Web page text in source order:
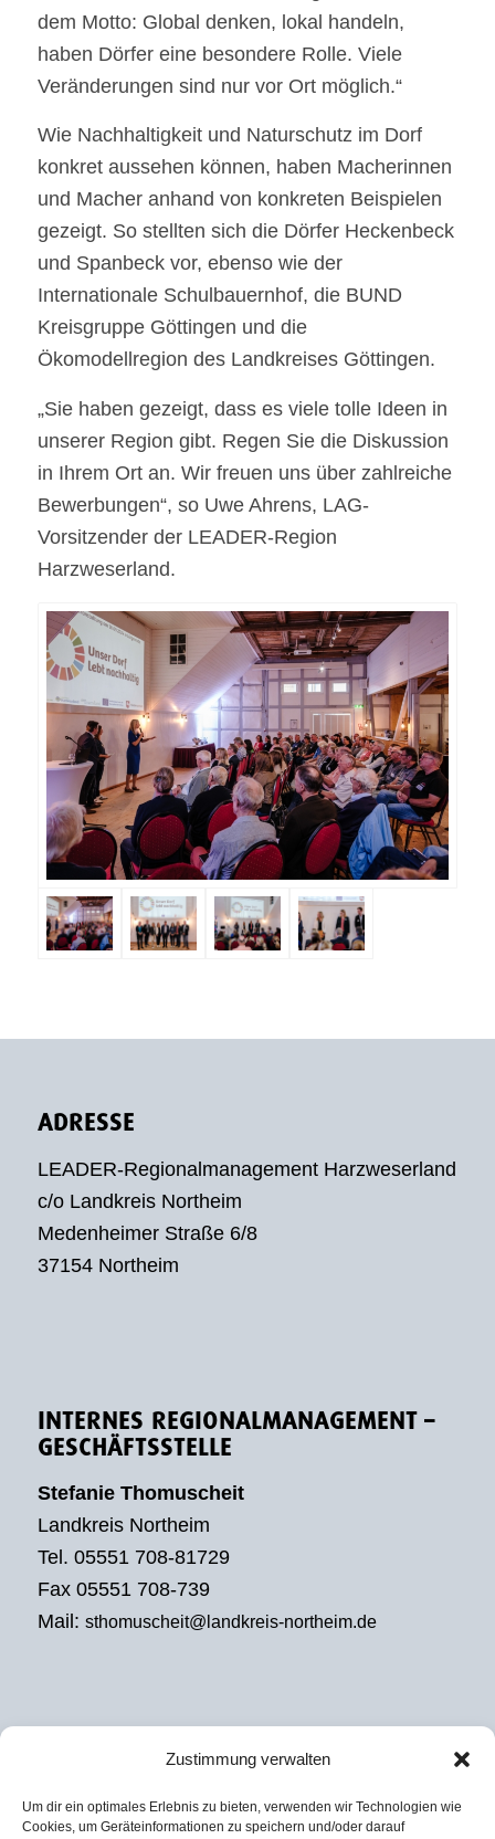
Zustimmung verwalten
Um dir ein optimales Erlebnis zu bieten, verwenden wir Technologien wie
Cookies, um Geräteinformationen zu speichern und/oder darauf
dem Motto: Global denken, lokal handeln,
haben Dörfer eine besondere Rolle. Viele
Veränderungen sind nur vor Ort möglich.“
Wie Nachhaltigkeit und Naturschutz im Dorf
konkret aussehen können, haben Macherinnen
und Macher anhand von konkreten Beispielen
gezeigt. So stellten sich die Dörfer Heckenbeck
und Spanbeck vor, ebenso wie der
Internationale Schulbauernhof, die BUND
Kreisgruppe Göttingen und die
Ökomodellregion des Landkreises Göttingen.
„Sie haben gezeigt, dass es viele tolle Ideen in
unserer Region gibt. Regen Sie die Diskussion
in Ihrem Ort an. Wir freuen uns über zahlreiche
Bewerbungen“, so Uwe Ahrens, LAG-
Vorsitzender der LEADER-Region
Harzweserland.
ADRESSE
LEADER-Regionalmanagement Harzweserland
c/o Landkreis Northeim
Medenheimer Straße 6/8
37154 Northeim
INTERNES REGIONALMANAGEMENT –
GESCHÄFTSSTELLE
Stefanie Thomuscheit
Landkreis Northeim
Tel. 05551 708-81729
Fax 05551 708-739
Mail: sthomuscheit@landkreis-northeim.de
EXTERNES REGIONALMANAGEMENT
Julian David